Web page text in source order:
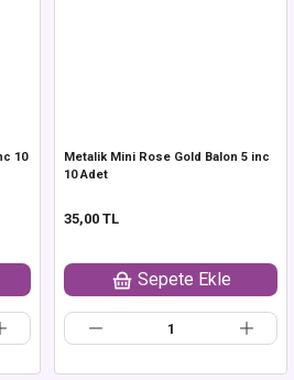
10
Metalik Mini Rose Gold Balon 5 inc
10 Adet
35,00 TL
Sepete Ekle